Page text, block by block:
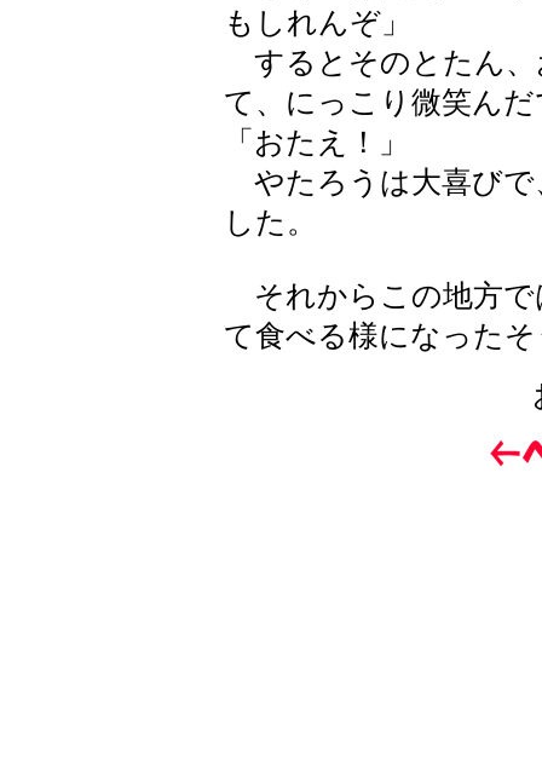
もしれんぞ」
するとそのとたん、
て、にっこり微笑ん
「おたえ！」
やたろうは大喜びで
した。
それからこの地方で
て食べる様になった